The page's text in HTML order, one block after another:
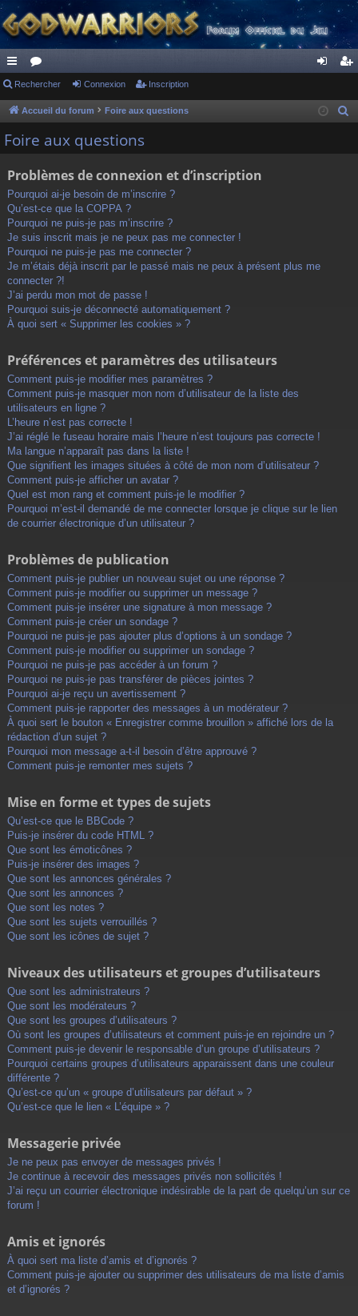
ac
co
ur
s
or
u ne cri
Rechercher Connexion Inscription
Accueil du forum Foire aux questions
Foire aux questions
Problèmes de connexion et d’inscription
Pourquoi ai-je besoin de m’inscrire ?
Qu’est-ce que la COPPA ?
Pourquoi ne puis-je pas m’inscrire ?
Je suis inscrit mais je ne peux pas me connecter !
Pourquoi ne puis-je pas me connecter ?
Je m’étais déjà inscrit par le passé mais ne peux à présent plus me
connecter ?!
J’ai perdu mon mot de passe !
Pourquoi suis-je déconnecté automatiquement ?
À quoi sert « Supprimer les cookies » ?
Préférences et paramètres des utilisateurs
Comment puis-je modifier mes paramètres ?
Comment puis-je masquer mon nom d’utilisateur de la liste des
utilisateurs en ligne ?
L’heure n’est pas correcte !
J’ai réglé le fuseau horaire mais l’heure n’est toujours pas correcte !
Ma langue n’apparaît pas dans la liste !
Que signifient les images situées à côté de mon nom d’utilisateur ?
Comment puis-je afficher un avatar ?
Quel est mon rang et comment puis-je le modifier ?
Pourquoi m’est-il demandé de me connecter lorsque je clique sur le lien
de courrier électronique d’un utilisateur ?
Problèmes de publication
Comment puis-je publier un nouveau sujet ou une réponse ?
Comment puis-je modifier ou supprimer un message ?
Comment puis-je insérer une signature à mon message ?
Comment puis-je créer un sondage ?
Pourquoi ne puis-je pas ajouter plus d’options à un sondage ?
Comment puis-je modifier ou supprimer un sondage ?
Pourquoi ne puis-je pas accéder à un forum ?
Pourquoi ne puis-je pas transférer de pièces jointes ?
Pourquoi ai-je reçu un avertissement ?
Comment puis-je rapporter des messages à un modérateur ?
À quoi sert le bouton « Enregistrer comme brouillon » affiché lors de la
rédaction d’un sujet ?
Pourquoi mon message a-t-il besoin d’être approuvé ?
Comment puis-je remonter mes sujets ?
Mise en forme et types de sujets
Qu’est-ce que le BBCode ?
Puis-je insérer du code HTML ?
Que sont les émoticônes ?
Puis-je insérer des images ?
Que sont les annonces générales ?
Que sont les annonces ?
Que sont les notes ?
Que sont les sujets verrouillés ?
Que sont les icônes de sujet ?
Niveaux des utilisateurs et groupes d’utilisateurs
Que sont les administrateurs ?
Que sont les modérateurs ?
Que sont les groupes d’utilisateurs ?
Où sont les groupes d’utilisateurs et comment puis-je en rejoindre un ?
Comment puis-je devenir le responsable d’un groupe d’utilisateurs ?
Pourquoi certains groupes d’utilisateurs apparaissent dans une couleur
différente ?
Qu’est-ce qu’un « groupe d’utilisateurs par défaut » ?
Qu’est-ce que le lien « L’équipe » ?
Messagerie privée
Je ne peux pas envoyer de messages privés !
Je continue à recevoir des messages privés non sollicités !
J’ai reçu un courrier électronique indésirable de la part de quelqu’un sur ce
forum !
Amis et ignorés
À quoi sert ma liste d’amis et d’ignorés ?
Comment puis-je ajouter ou supprimer des utilisateurs de ma liste d’amis
et d’ignorés ?